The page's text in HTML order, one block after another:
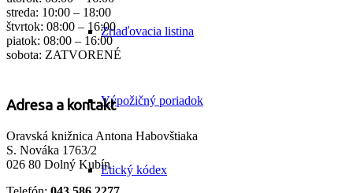
Zriaďovacia listina
Výpožičný poriadok
Etický kódex
streda: 10:00 – 18:00
štvrtok: 08:00 – 16:00
piatok: 08:00 – 16:00
sobota: ZATVORENÉ
Adresa a kontakt
Oravská knižnica Antona Habovštiaka
S. Nováka 1763/2
026 80 Dolný Kubín